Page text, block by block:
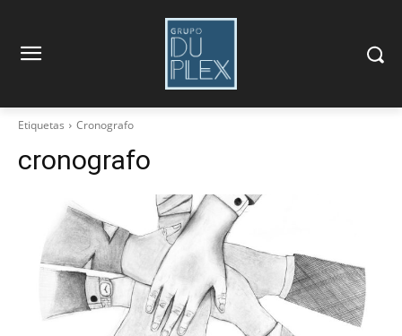
Etiquetas Cronografo
cronografo